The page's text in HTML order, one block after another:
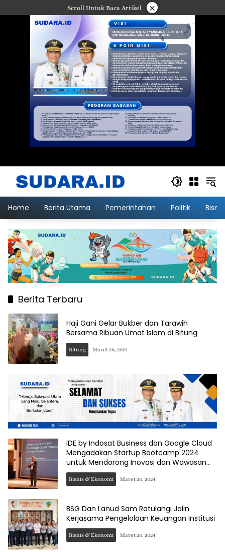
ke
Scroll Untuk Baca Artikel ×
Home Berita Utama Pemerintahan Politik
Berita Terbaru
Haji Gani Gelar Bukber dan Tarawih
Bersama Ribuan Umat Islam di Bitung
Bitung Maret 28, 2024
IDE by Indosat Business dan Google Cloud
Mengadakan Startup Bootcamp 2024
untuk Mendorong Inovasi dan Wawasan
Teknologi di Kalangan Bisnis Rintisan
Bisnis & Ekonomi Maret 28, 2024
BSG Dan Lanud Sam Ratulangi Jalin
Kerjasama Pengelolaan Keuangan Institusi
Bisnis & Ekonomi Maret 28, 2024